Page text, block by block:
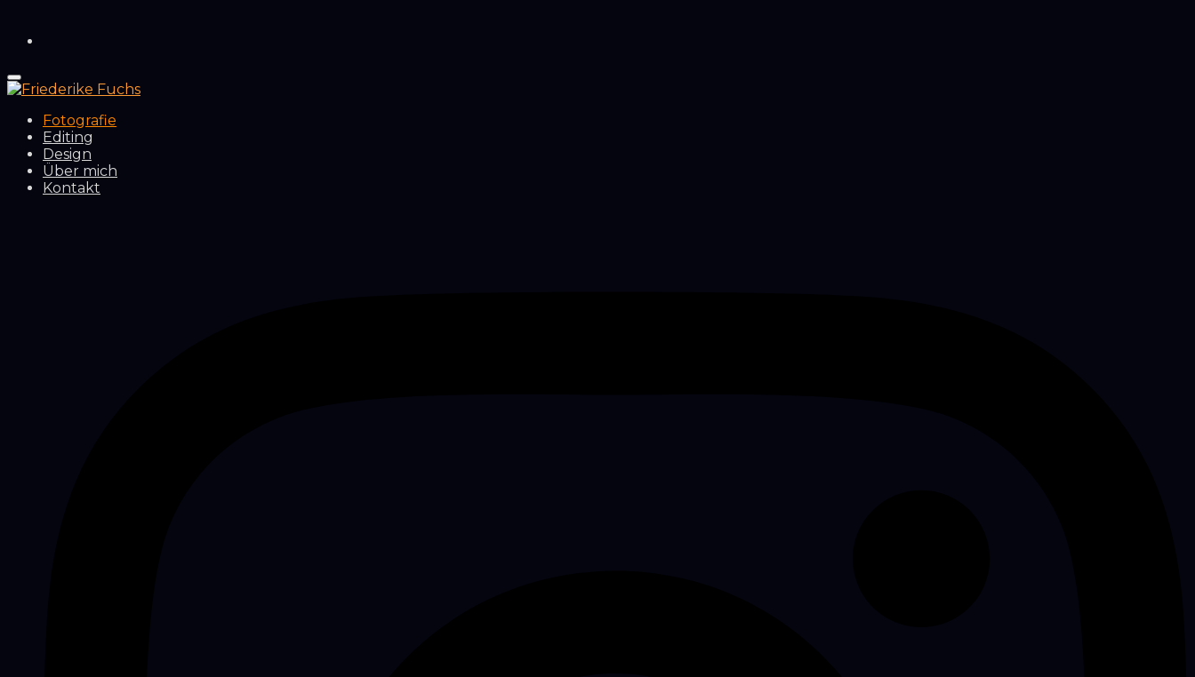
Fotografie
Editing
Design
Über mich
Kontakt